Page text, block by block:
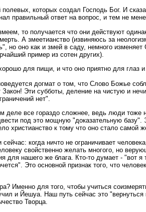
которых создал Господь Бог. И
правильный ответ на вопрос, и тем не
то получается что они действуют
А змеетианство (извиняюсь за
но оно как и змей в саду, немного
пример из сотен других).
для пищи, и что оно приятно для глаз
догмат о том, что Слово Божье
Закон! Эти субботы, деление на чистую и
нет".
деле все гораздо сложнее, ведь люди
под это мощную "доказательную базу".
христианство к тому что оно стало
когда ничто не ограничивает
свойственно желать многого, но
для нашего же блага. Кто-то думает -
Это основной признак того, что
Именно для того, чтобы учиться
и Йешуа. Наш путь сейчас это
Творца.